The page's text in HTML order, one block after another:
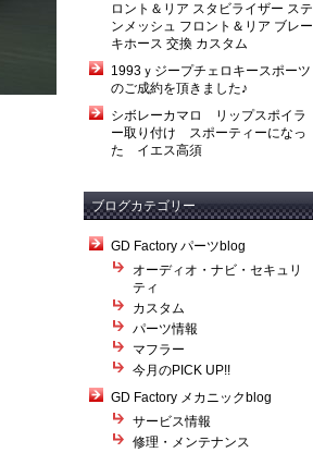
ロント＆リア スタビライザー ステ
ンメッシュ フロント＆リア ブレー
キホース 交換 カスタム
1993ｙジープチェロキースポーツ
のご成約を頂きました♪
シボレーカマロ リップスポイラ
ー取り付け スポーティーになっ
た イエス高須
ブログカテゴリー
GD Factory パーツblog
オーディオ・ナビ・セキュリ
ティ
カスタム
パーツ情報
マフラー
今月のPICK UP!!
GD Factory メカニックblog
サービス情報
修理・メンテナンス